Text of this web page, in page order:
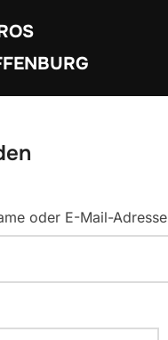
oder E-Mail-Adresse